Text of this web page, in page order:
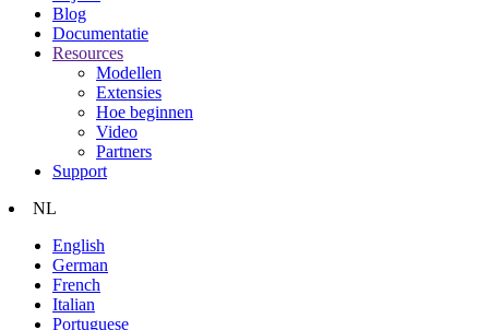
Blog
Documentatie
Resources
Modellen
Extensies
Hoe beginnen
Video
Partners
Support
NL
English
German
French
Italian
Portuguese